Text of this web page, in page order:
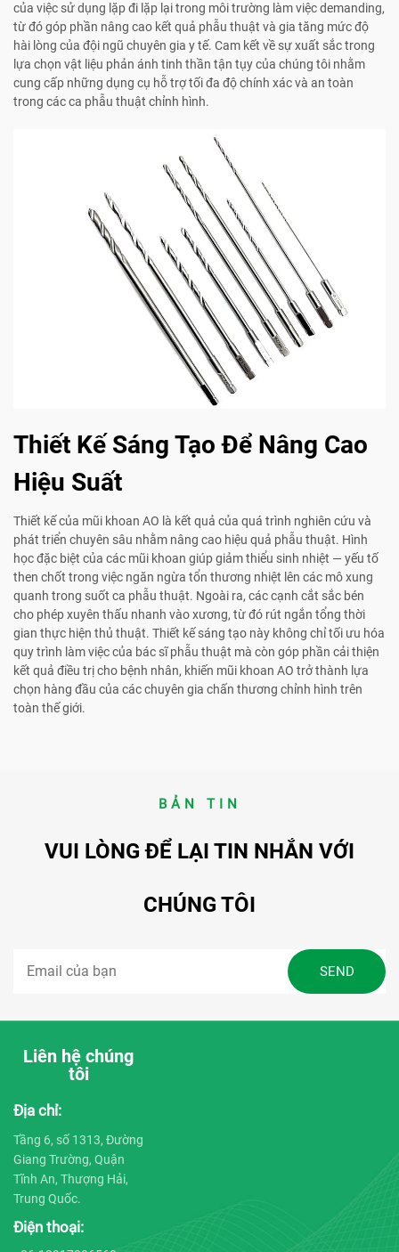
của việc sử dụng lặp đi lặp lại trong môi trường làm việc demanding,
từ đó góp phần nâng cao kết quả phẫu thuật và gia tăng mức độ
hài lòng của đội ngũ chuyên gia y tế. Cam kết về sự xuất sắc trong
lựa chọn vật liệu phản ánh tinh thần tận tụy của chúng tôi nhằm
cung cấp những dụng cụ hỗ trợ tối đa độ chính xác và an toàn
trong các ca phẫu thuật chỉnh hình.
Thiết Kế Sáng Tạo Để Nâng Cao
Hiệu Suất
Thiết kế của mũi khoan AO là kết quả của quá trình nghiên cứu và
phát triển chuyên sâu nhằm nâng cao hiệu quả phẫu thuật. Hình
học đặc biệt của các mũi khoan giúp giảm thiểu sinh nhiệt — yếu tố
then chốt trong việc ngăn ngừa tổn thương nhiệt lên các mô xung
quanh trong suốt ca phẫu thuật. Ngoài ra, các cạnh cắt sắc bén
cho phép xuyên thấu nhanh vào xương, từ đó rút ngắn tổng thời
gian thực hiện thủ thuật. Thiết kế sáng tạo này không chỉ tối ưu hóa
quy trình làm việc của bác sĩ phẫu thuật mà còn góp phần cải thiện
kết quả điều trị cho bệnh nhân, khiến mũi khoan AO trở thành lựa
chọn hàng đầu của các chuyên gia chấn thương chỉnh hình trên
toàn thế giới.
BẢN TIN
VUI LÒNG ĐỂ LẠI TIN NHẮN VỚI
CHÚNG TÔI
Liên hệ chúng
tôi
Địa chỉ:
Tầng 6, số 1313, Đường
Giang Trường, Quận
Tĩnh An, Thượng Hải,
Trung Quốc.
Điện thoại: